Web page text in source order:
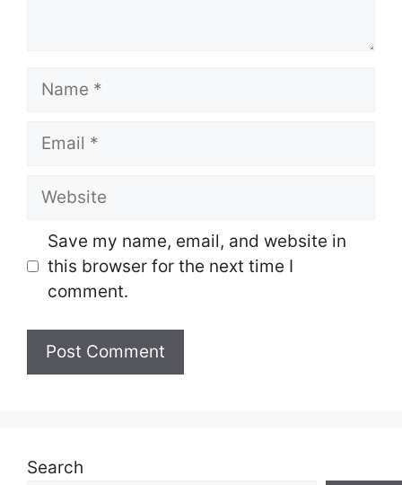
Name
Email
Website
Save my name, email, and website in
this browser for the next time I
comment.
Search